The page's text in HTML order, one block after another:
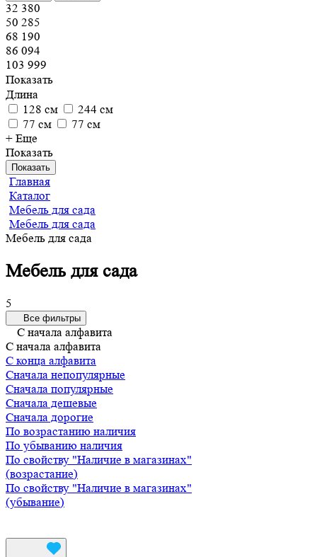
32 380
50 285
68 190
86 094
103 999
Показать
Длина
128 см
244 см
77 см
77 см
+ Еще
Показать
Показать
Главная
Каталог
Мебель для сада
Мебель для сада
Мебель для сада
Мебель для сада
5
Все фильтры
С начала алфавита
С начала алфавита
С конца алфавита
Сначала непопулярные
Сначала популярные
Сначала дешевые
Сначала дорогие
По возрастанию наличия
По убыванию наличия
По свойству "Наличие в магазинах"
(возрастание)
По свойству "Наличие в магазинах"
(убывание)